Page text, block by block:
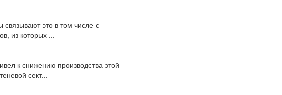
связывают это в том числе с
из которых ...
к снижению производства этой
сект...